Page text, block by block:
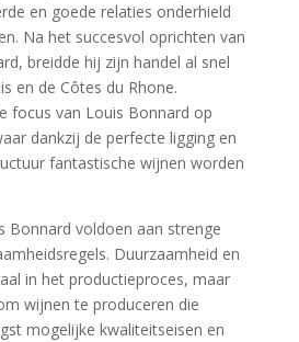
en goede relaties onderhield
Na het succesvol oprichten van
breidde hij zijn handel al snel
en de Côtes du Rhone.
focus van Louis Bonnard op
dankzij de perfecte ligging en
fantastische wijnen worden
Bonnard voldoen aan strenge
Duurzaamheid en
in het productieproces, maar
wijnen te produceren die
mogelijke kwaliteitseisen en